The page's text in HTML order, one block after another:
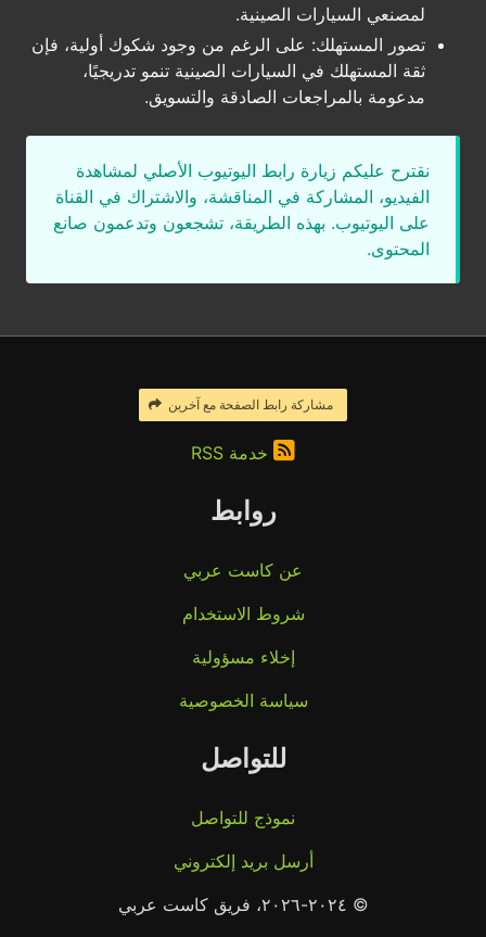
لمصنعي السيارات الصينية.
تصور المستهلك: على الرغم من وجود شكوك أولية، فإن
ثقة المستهلك في السيارات الصينية تنمو تدريجيًا،
مدعومة بالمراجعات الصادقة والتسويق.
نقترح عليكم زيارة رابط اليوتيوب الأصلي لمشاهدة
الفيديو، المشاركة في المناقشة، والاشتراك في القناة
على اليوتيوب. بهذه الطريقة، تشجعون وتدعمون صانع
المحتوى.
مشاركة رابط الصفحة مع آخرين
خدمة RSS
روابط
عن كاست عربي
شروط الاستخدام
إخلاء مسؤولية
سياسة الخصوصية
للتواصل
نموذج للتواصل
أرسل بريد إلكتروني
© ٢٠٢٤-٢٠٢٦، فريق كاست عربي